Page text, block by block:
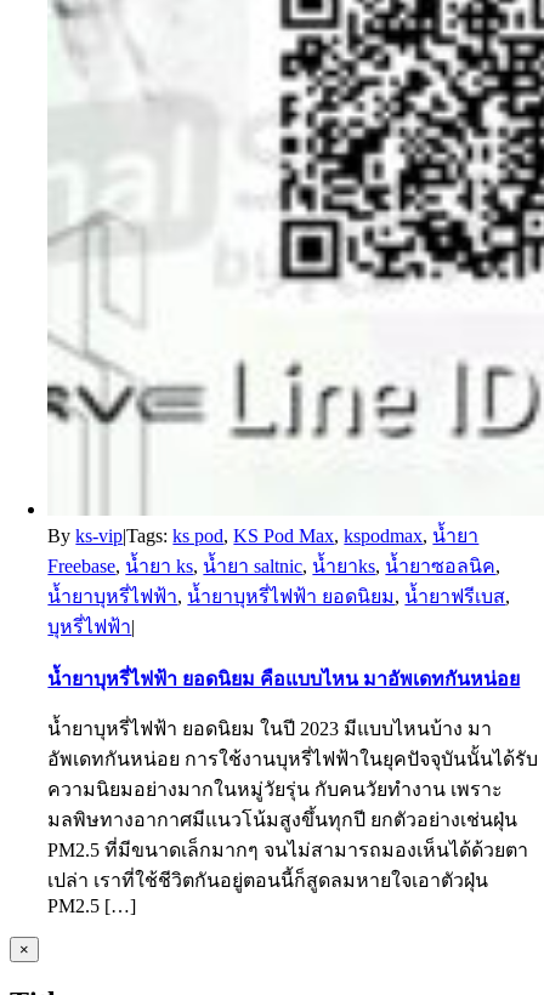
Byks-vip|Tags:ks pod,KS Pod Max,kspodmax, น้ำยา
Freebase, น้ำยา ks, น้ำยา saltnic, น้ำยาks, น้ำยาซอลนิค,
น้ำยาบุหรี่ไฟฟ้า, น้ำยาบุหรี่ไฟฟ้า ยอดนิยม, น้ำยาฟรีเบส,
บุหรี่ไฟฟ้า|
น้ำยาบุหรี่ไฟฟ้า ยอดนิยม คือแบบไหน มาอัพเดทกันหน่อย
น้ำยาบุหรี่ไฟฟ้า ยอดนิยม ในปี 2023 มีแบบไหนบ้าง มา
อัพเดทกันหน่อย การใช้งานบุหรี่ไฟฟ้าในยุคปัจจุบันนั้นได้รับ
ความนิยมอย่างมากในหมู่วัยรุ่น กับคนวัยทำงาน เพราะ
มลพิษทางอากาศมีแนวโน้มสูงขึ้นทุกปี ยกตัวอย่างเช่นฝุ่น
PM2.5 ที่มีขนาดเล็กมากๆ จนไม่สามารถมองเห็นได้ด้วยตา
เปล่า เราที่ใช้ชีวิตกันอยู่ตอนนี้ก็สูดลมหายใจเอาตัวฝุ่น
PM2.5 […]
Close
product
×